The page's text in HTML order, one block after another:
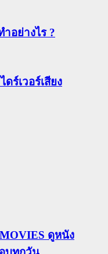
อย่างไร ?
ร์เวอร์เสียง
ดูหนัง